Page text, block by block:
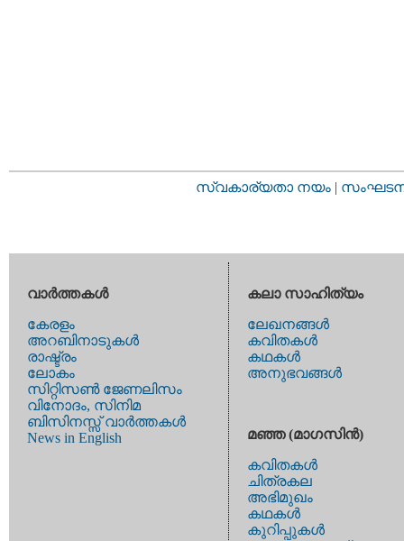
സ്വകാര്യതാ നയം |
വാര്‍ത്തകള്‍
കേരളം
അറബിനാടുകള്‍
രാഷ്ട്രം
ലോകം
സിറ്റിസണ്‍ ജേണലിസം
വിനോദം, സിനിമ
ബിസിനസ്സ് വാര്‍ത്തകള്‍
News in English
കലാ സാഹിത്യം
ലേഖനങ്ങള്‍
കവിതകള്‍
കഥകള്‍
അനുഭവങ്ങള്‍
മഞ്ഞ (മാഗസിന്‍)
കവിതകള്‍
ചിത്രകല
അഭിമുഖം
കഥകള്‍
കുറിപ്പുകള്‍